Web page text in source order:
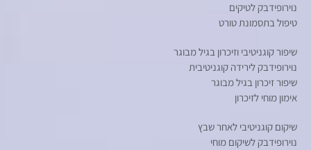
נוירופידבק לטיקים
טיפול בתסמונת טורט
שיפור קוגניטיבי וזיכרון בגיל מבוגר
נוירופידבק לירידה קוגניטיבית
שיפור זיכרון בגיל מבוגר
אימון מוחי לזיכרון
שיקום קוגניטיבי לאחר שבץ
נוירופידבק לשיקום מוחי